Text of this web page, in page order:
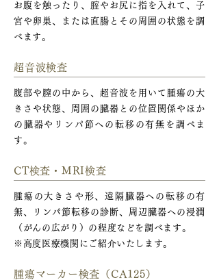
お腹を触ったり、腟やお尻に指を入れて、子
宮や卵巣、または直腸とその周囲の状態を調
べます。
超音波検査
腹部や膣の中から、超音波を用いて腫瘍の大
きさや状態、周囲の臓器との位置関係やほか
の臓器やリンパ節への転移の有無を調べま
す。
CT検査・MRI検査
腫瘍の大きさや形、遠隔臓器への転移の有
無、リンパ節転移の診断、周辺臓器への浸潤
（がんの広がり）の程度などを調べます。
※高度医療機関にご紹介いたします。
腫瘍マーカー検査（CA125）